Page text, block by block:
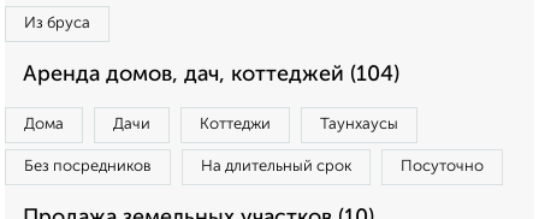
Из бруса
Аренда домов, дач, коттеджей (104)
Дома Дачи Коттеджи Таунхаусы
Без посредников На длительный срок Посуточно